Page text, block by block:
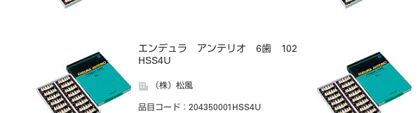
エンデュラ アンテリオ 6歯 102
HSS4U
（株）松風
品目コード ：204350001HSS4U